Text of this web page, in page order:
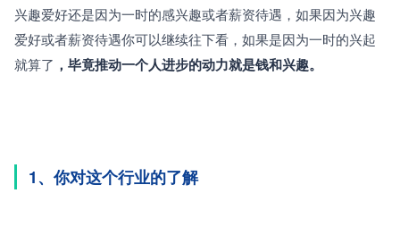
兴趣爱好还是因为一时的感兴趣或者薪资待遇，如果因为兴趣
爱好或者薪资待遇你可以继续往下看，如果是因为一时的兴起
就算了 ，毕竟推动一个人进步的动力就是钱和兴趣。
1、你对这个行业的了解